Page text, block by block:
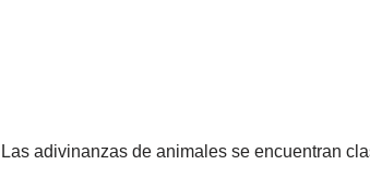
Las adivinanzas de animales se encuentran